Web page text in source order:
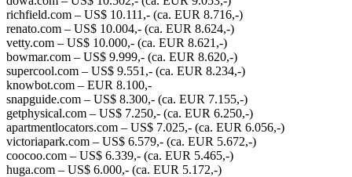
richfield.com – US$ 10.111,- (ca. EUR 8.716,-)
renato.com – US$ 10.004,- (ca. EUR 8.624,-)
vetty.com – US$ 10.000,- (ca. EUR 8.621,-)
bowmar.com – US$ 9.999,- (ca. EUR 8.620,-)
supercool.com – US$ 9.551,- (ca. EUR 8.234,-)
knowbot.com – EUR 8.100,-
snapguide.com – US$ 8.300,- (ca. EUR 7.155,-)
getphysical.com – US$ 7.250,- (ca. EUR 6.250,-)
apartmentlocators.com – US$ 7.025,- (ca. EUR 6.056,-)
victoriapark.com – US$ 6.579,- (ca. EUR 5.672,-)
coocoo.com – US$ 6.339,- (ca. EUR 5.465,-)
huga.com – US$ 6.000,- (ca. EUR 5.172,-)